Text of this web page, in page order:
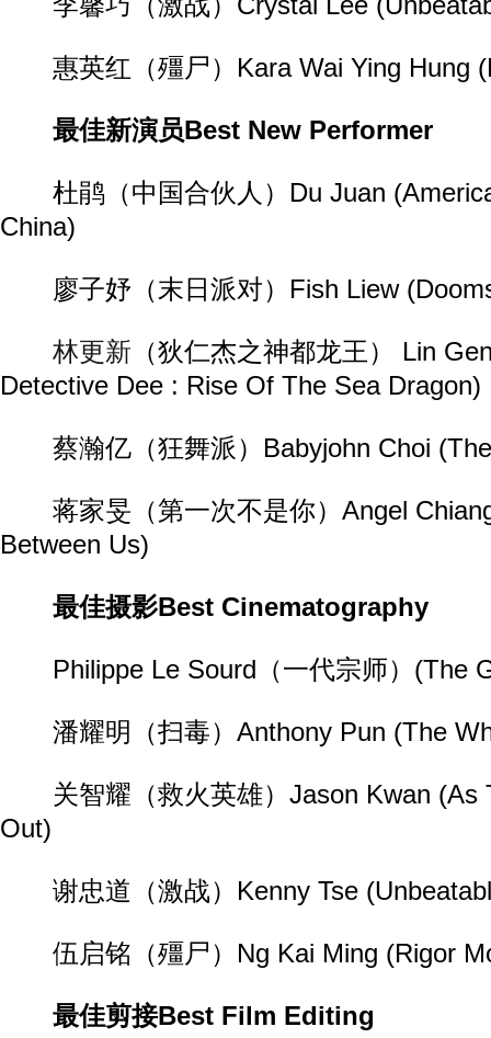
惠英红（殭尸）Kara Wai Ying Hung
最佳新演员Best New Performer
杜鹃（中国合伙人）Du Juan
China)
廖子妤（末日派对）Fish Liew
林更新 （狄仁杰之神都龙王） Lin
Detective Dee : Rise Of The Sea Dragon)
蔡瀚亿（狂舞派）Babyjohn Choi (The
蒋家旻（第一次不是你）Angel
Between Us)
最佳摄影Best Cinematography
Philippe Le Sourd（一代宗师）(The
潘耀明（扫毒）Anthony Pun (The
关智耀（救火英雄）Jason Kwan (As
Out)
谢忠道（激战）Kenny Tse
伍启铭（殭尸）Ng Kai Ming (Rigor
最佳剪接Best Film Editing